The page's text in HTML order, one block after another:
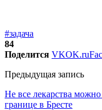
#задача
84
Поделится VKOK.ru
Предыдущая запись
Не все лекарства
границе в Бресте